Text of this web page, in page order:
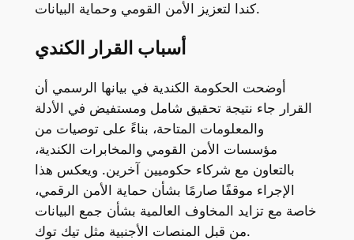
كندا لتعزيز الأمن القومي وحماية البيانات.
أسباب القرار الكندي
أوضحت الحكومة الكندية في بيانها الرسمي أن
القرار جاء نتيجة تحقيق شامل ومستفيض في الأدلة
والمعلومات المتاحة، بناءً على توصيات من
مؤسسات الأمن القومي والمخابرات الكندية،
بالتعاون مع شركاء حكوميين آخرين. ويعكس هذا
الإجراء موقفًا صارمًا بشأن حماية الأمن الرقمي،
خاصة مع تزايد المخاوف العالمية بشأن جمع البيانات
من قبل المنصات الأجنبية مثل تيك توك.